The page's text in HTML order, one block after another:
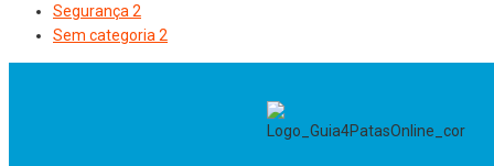
Segurança2
Sem categoria2